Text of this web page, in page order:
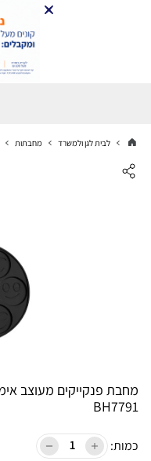
לבית לגן ולמשרד מחבתות
BH7791
כמות: